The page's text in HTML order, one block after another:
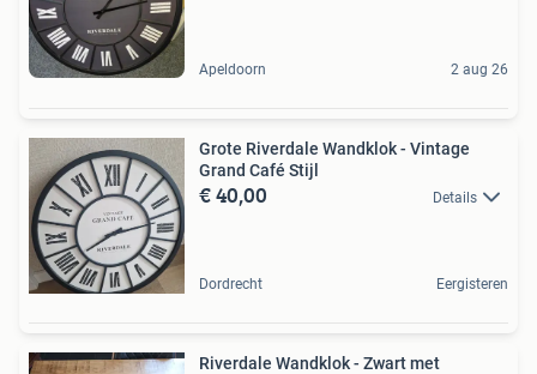
Apeldoorn 2 aug 26
Grote Riverdale Wandklok - Vintage
Grand Café Stijl
€ 40,00 Details
Dordrecht Eergisteren
Riverdale Wandklok - Zwart met